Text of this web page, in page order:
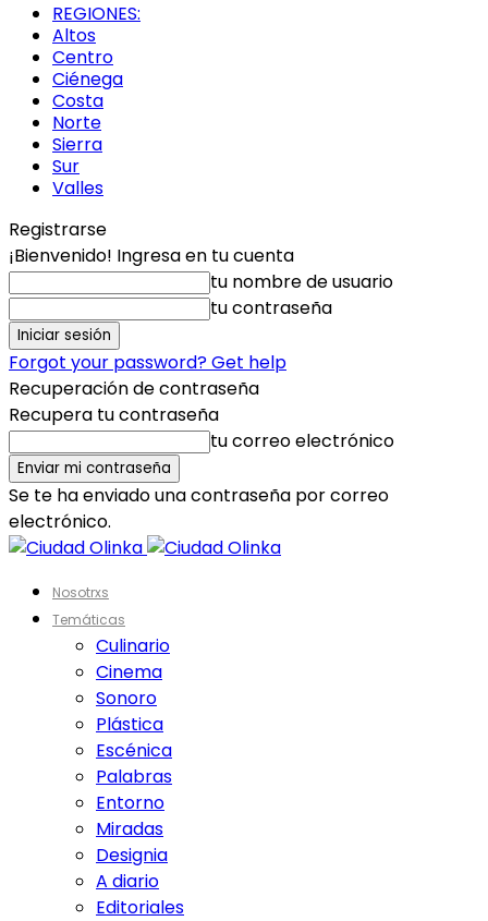
REGIONES:
Altos
Centro
Ciénega
Costa
Norte
Sierra
Sur
Valles
Registrarse
¡Bienvenido! Ingresa en tu cuenta
tu nombre de usuario
tu contraseña
Forgot your password? Get help
Recuperación de contraseña
Recupera tu contraseña
tu correo electrónico
Se te ha enviado una contraseña por correo
electrónico.
Nosotrxs
Temáticas
Culinario
Cinema
Sonoro
Plástica
Escénica
Palabras
Entorno
Miradas
Designia
A diario
Editoriales